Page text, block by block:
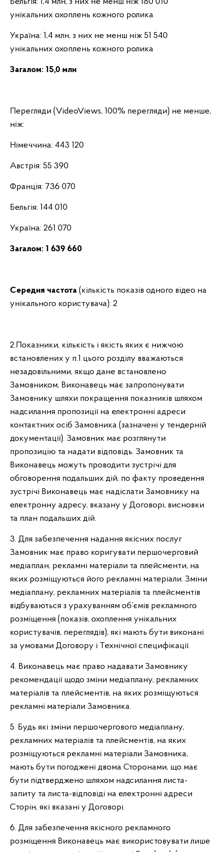
унікальних охоплень кожного ролика
Україна: 1,4 млн, з них не менш ніж 51 540
унікальних охоплень кожного ролика
Загалом: 15,0 млн
Перегляди (VideoViews, 100% перегляди) не менше,
ніж:
Німеччина: 443 120
Австрія: 55 390
Франція: 736 070
Бельгія: 144 010
Україна: 261 070
Загалом: 1 639 660
Середня частота (кількість показів одного відео на
унікального користувача): 2
2.Показники, кількість і якість яких є нижчою
встановлених у п.1 цього розділу вважаються
незадовільними, якщо дане встановлено
Замовником, Виконавець має запропонувати
Замовнику шляхи покращення показників шляхом
надсилання пропозиції на електронні адреси
контактних осіб Замовника (зазначені у тендерній
документації). Замовник має розглянути
пропозицію та надати відповідь. Замовник та
Виконавець можуть проводити зустрічі для
обговорення подальших дій, по факту проведення
зустрічі Виконавець має надіслати Замовнику на
електронну адресу, вказану у Договорі, висновки
та план подальших дій.
3. Для забезпечення надання якісних послуг
Замовник має право коригувати першочерговий
медіаплан, рекламні матеріали та плейсменти, на
яких розміщуються його рекламні матеріали. Зміни
медіаплану, рекламних матеріалів та плейсментів
відбуваються з урахуванням об’ємів рекламного
розміщення (показів, охоплення унікальних
користувачів, переглядів), які мають бути виконані
за умовами Договору і Технічної специфікації.
4. Виконавець має право надавати Замовнику
рекомендації щодо зміни медіаплану, рекламних
матеріалів та плейсментів, на яких розміщуються
рекламні матеріали Замовника.
5. Будь які зміни першочергового медіаплану,
рекламних матеріалів та плейсментів, на яких
розміщуються рекламні матеріали Замовника,
мають бути погоджені двома Сторонами, що має
бути підтверджено шляхом надсилання листа-
запиту та листа-відповіді на електронні адреси
Cторін, які вказані у Договорі.
6. Для забезпечення якісного рекламного
розміщення Виконавець має використовувати лише